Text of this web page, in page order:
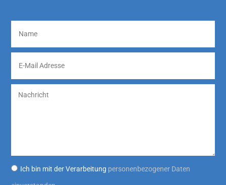
Ich bin mit der Verarbeitung personenbezogener Daten